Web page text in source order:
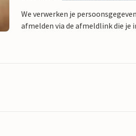
We verwerken je
afmelden via de afmeldlink die